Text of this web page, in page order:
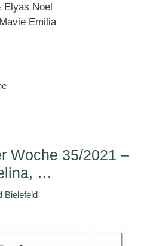
Elyas Noel
Emilia
Woche 35/2021 –
…
Bielefeld